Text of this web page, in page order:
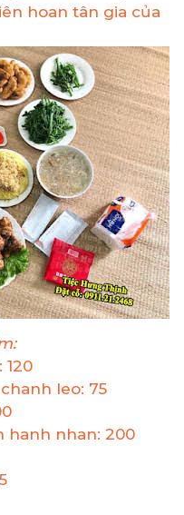
hoan tân gia của
120
leo: 75
hanh nhan: 200